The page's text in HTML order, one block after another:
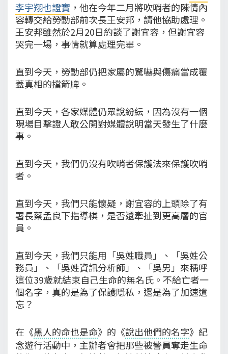
李宇翔也證實 ，他在今年二月將吹哨者的陳情內
容轉交給勞動部前次長王安邦，請他協助處理。
王安邦雖然於2月20日約談了謝宜容，但謝宜容
哭完一場，事情就算處理完畢。
直到今天，勞動部仍把家屬的驚嚇與傷痛當成覆
蓋真相的擋箭牌。
直到今天，各家媒體仍眾說紛紜，因為沒有一個
現場目擊證人敢公開對媒體說明當天發生了什麼
事。
直到今天，我們仍沒有吹哨者保護法來保護吹哨
者。
直到今天，我們只能懷疑，謝宜容的上頭除了有
署長蔡孟良下指導棋，是否還牽扯到更高層的官
員。
直到今天，我們只能用「吳姓職員」、「吳姓公
務員」、「吳姓資訊分析師」、「吳男」來稱呼
這位39歲就結束自己生命的無名氏。不給亡者一
個名字，真的是為了保護隱私，還是為了加速遺
忘？
在《黑人的命也是命》的《說出他們的名字》紀
念遊行活動中，主辦者會把那些被警員奪走生命